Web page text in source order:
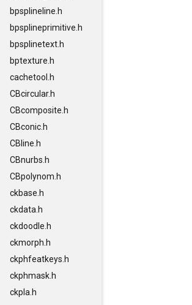
bpsplineline.h
bpsplineprimitive.h
bpsplinetext.h
bptexture.h
cachetool.h
CBcircular.h
CBcomposite.h
CBconic.h
CBline.h
CBnurbs.h
CBpolynom.h
ckbase.h
ckdata.h
ckdoodle.h
ckmorph.h
ckphfeatkeys.h
ckphmask.h
ckpla.h